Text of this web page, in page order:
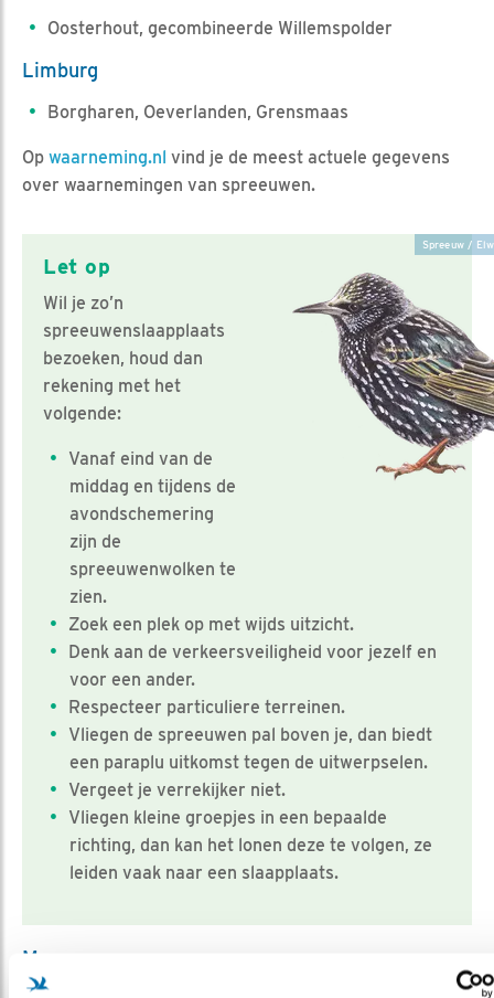
Oosterhout, gecombineerde Willemspolder
Limburg
Borgharen, Oeverlanden, Grensmaas
Op waarneming.nl vind je de meest actuele gegevens
over waarnemingen van spreeuwen.
Spreeuw /
Let op
Wil je zo’n
spreeuwenslaapplaats
bezoeken, houd dan
rekening met het
volgende:
Vanaf eind van de
middag en tijdens de
avondschemering
zijn de
spreeuwenwolken te
zien.
Zoek een plek op met wijds uitzicht.
Denk aan de verkeersveiligheid voor jezelf en
voor een ander.
Respecteer particuliere terreinen.
Vliegen de spreeuwen pal boven je, dan biedt
een paraplu uitkomst tegen de uitwerpselen.
Vergeet je verrekijker niet.
Vliegen kleine groepjes in een bepaalde
richting, dan kan het lonen deze te volgen, ze
leiden vaak naar een slaapplaats.
Meer over
eurobirdwatch